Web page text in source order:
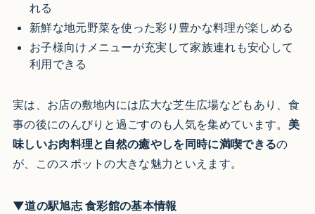
れる
新鮮な地元野菜を使った彩り豊かな料理が楽しめる
お子様向けメニューが充実して家族連れも安心して
利用できる
実は、お店の敷地内には広大な芝生広場などもあり、食
事の後にのんびりと過ごすのも人気を集めています。 美
味しいお肉料理と自然の癒やしを同時に満喫できるの
が、このスポットの大きな魅力といえます。
▼道の駅旭志 食彩館の基本情報